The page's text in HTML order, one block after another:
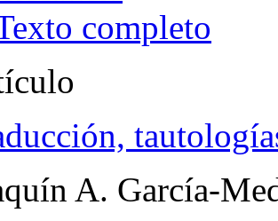
completo
A. García-